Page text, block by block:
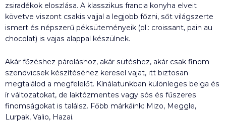
zsiradékok eloszlása. A klasszikus francia konyha elveit
követve viszont csakis vajjal a legjobb főzni, sőt világszerte
ismert és népszerű péksüteményeik (pl.: croissant, pain au
chocolat) is vajas alappal készülnek.
Akár főzéshez-pároláshoz, akár sütéshez, akár csak finom
szendvicsek készítéséhez keresel vajat, itt biztosan
megtalálod a megfelelőt. Kínálatunkban különleges belga és
ír változatokat, de laktózmentes vagy sós és fűszeres
finomságokat is találsz. Főbb márkáink: Mizo, Meggle,
Lurpak, Valio, Hazai.